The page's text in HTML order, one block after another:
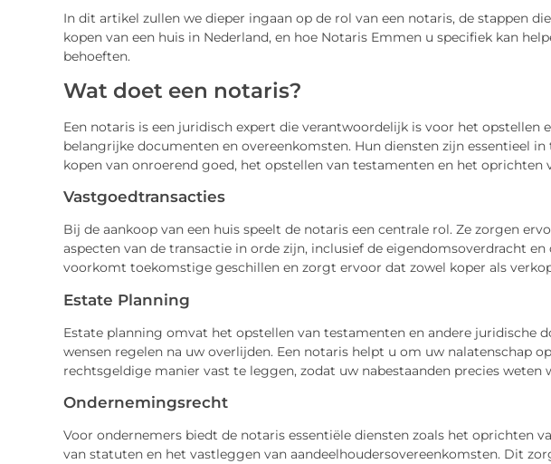
In dit artikel zullen we dieper ingaan op de rol van een notaris, de stappen
kopen van een huis in Nederland, en hoe Notaris Emmen u specifiek kan
behoeften.
Wat doet een notaris?
Een notaris is een juridisch expert die verantwoordelijk is voor het opstellen
belangrijke documenten en overeenkomsten. Hun diensten zijn essentieel in
kopen van onroerend goed, het opstellen van testamenten en het oprichten
Vastgoedtransacties
Bij de aankoop van een huis speelt de notaris een centrale rol. Ze zorgen
aspecten van de transactie in orde zijn, inclusief de eigendomsoverdracht
voorkomt toekomstige geschillen en zorgt ervoor dat zowel koper als
Estate Planning
Estate planning omvat het opstellen van testamenten en andere juridische
wensen regelen na uw overlijden. Een notaris helpt u om uw nalatenschap
rechtsgeldige manier vast te leggen, zodat uw nabestaanden precies weten
Ondernemingsrecht
Voor ondernemers biedt de notaris essentiële diensten zoals het oprichten
van statuten en het vastleggen van aandeelhoudersovereenkomsten. Dit